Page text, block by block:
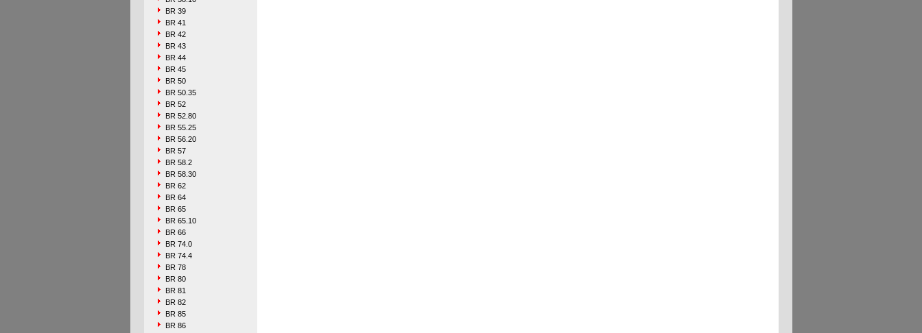
BR 39
BR 41
BR 42
BR 43
BR 44
BR 45
BR 50
BR 50.35
BR 52
BR 52.80
BR 55.25
BR 56.20
BR 57
BR 58.2
BR 58.30
BR 62
BR 64
BR 65
BR 65.10
BR 66
BR 74.0
BR 74.4
BR 78
BR 80
BR 81
BR 82
BR 85
BR 86